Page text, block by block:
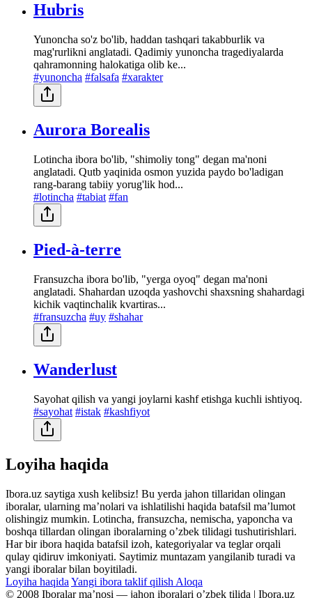
Hubris
Yunoncha so'z bo'lib, haddan tashqari takabburlik va
mag'rurlikni anglatadi. Qadimiy yunoncha tragediyalarda
qahramonning halokatiga olib ke...
#yunoncha #falsafa #xarakter
Aurora Borealis
Lotincha ibora bo'lib, "shimoliy tong" degan ma'noni
anglatadi. Qutb yaqinida osmon yuzida paydo bo'ladigan
rang-barang tabiiy yorug'lik hod...
#lotincha #tabiat #fan
Pied-à-terre
Fransuzcha ibora bo'lib, "yerga oyoq" degan ma'noni
anglatadi. Shahardan uzoqda yashovchi shaxsning shahardagi
kichik vaqtinchalik kvartiras...
#fransuzcha #uy #shahar
Wanderlust
Sayohat qilish va yangi joylarni kashf etishga kuchli ishtiyoq.
#sayohat #istak #kashfiyot
Loyiha haqida
Ibora.uz saytiga xush kelibsiz! Bu yerda jahon tillaridan olingan
iboralar, ularning maʼnolari va ishlatilishi haqida batafsil maʼlumot
olishingiz mumkin. Lotincha, fransuzcha, nemischa, yaponcha va
boshqa tillardan olingan iboralarning oʼzbek tilidagi tushutirishlari.
Har bir ibora haqida batafsil izoh, kategoriyalar va teglar orqali
qulay qidiruv imkoniyati. Saytimiz muntazam yangilanib turadi va
yangi iboralar bilan boyitiladi.
Loyiha haqida Yangi ibora taklif qilish Aloqa
© 2008 Iboralar maʼnosi — jahon iboralari oʼzbek tilida | Ibora.uz